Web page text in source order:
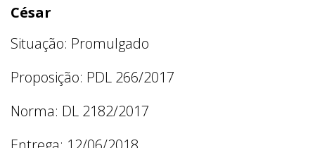
César
Situação: Promulgado
Proposição: PDL 266/2017
Norma: DL 2182/2017